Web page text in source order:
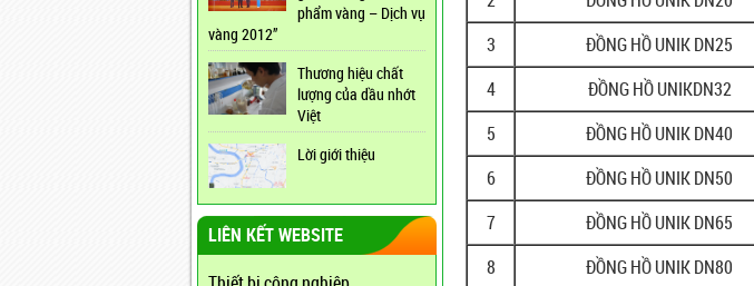
phẩm vàng – Dịch vụ
vàng 2012”
Thương hiệu chất
lượng của dầu nhớt
Việt
Lời giới thiệu
LIÊN KẾT WEBSITE
3
ĐỒNG HỒ UNIK DN25
4
ĐỒNG HỒ UNIKDN32
5
ĐỒNG HỒ UNIK DN40
6
ĐỒNG HỒ UNIK DN50
7
ĐỒNG HỒ UNIK DN65
8
ĐỒNG HỒ UNIK DN80